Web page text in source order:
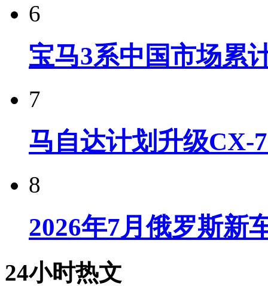
6
宝马3系中国市场累
7
马自达计划升级CX-
8
2026年7月俄罗斯新
24小时热文